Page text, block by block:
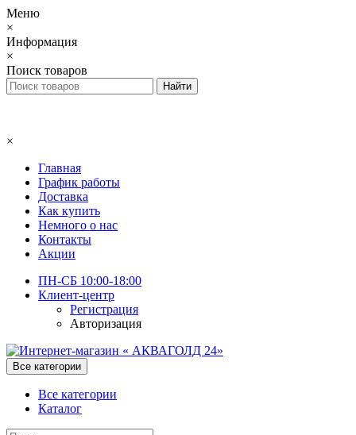
Меню
×
Информация
×
Поиск товаров
×
Главная
График работы
Доставка
Как купить
Немного о нас
Контакты
Акции
ПН-СБ 10:00-18:00
Клиент-центр
Регистрация
Авторизация
Все категории
Все категории
Каталог